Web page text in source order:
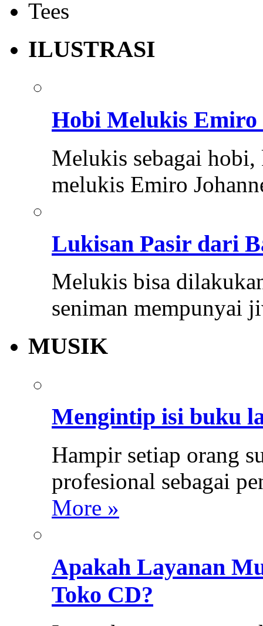
ILUSTRASI
Hobi Melukis Emiro
Melukis sebagai
melukis Emiro
Lukisan Pasir dari
Melukis bisa
seniman mempunyai
MUSIK
Mengintip isi buku
Hampir setiap orang
profesional sebagai
More »
Apakah Layanan
Toko CD?